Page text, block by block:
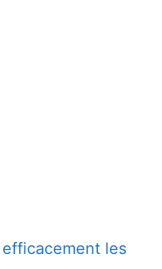
les